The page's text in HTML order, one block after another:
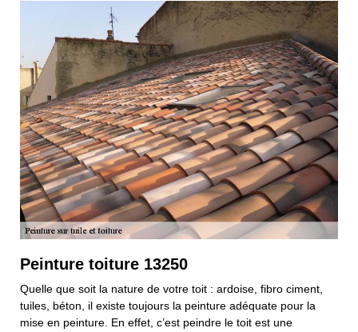
Peinture toiture 13250
Quelle que soit la nature de votre toit : ardoise, fibro ciment,
tuiles, béton, il existe toujours la peinture adéquate pour la
mise en peinture. En effet, c’est peindre le toit est une